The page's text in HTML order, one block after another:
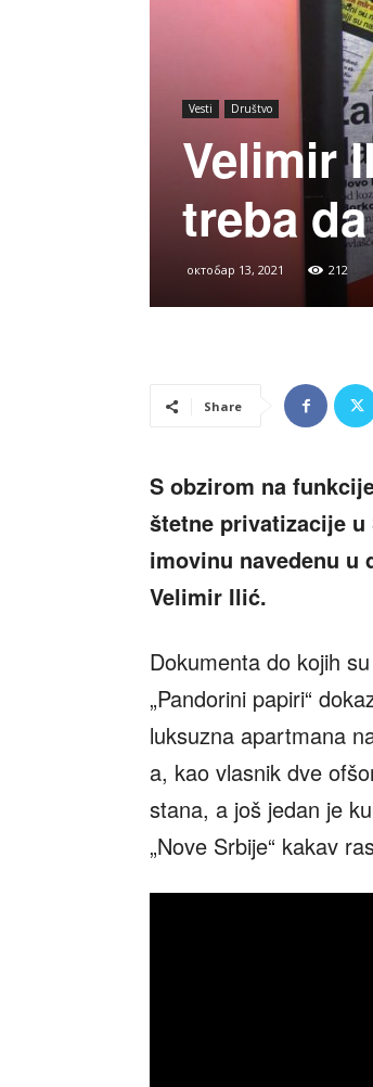
Vesti Društvo
Velimir
treba
октобар 13, 2021 212
Share
S obzirom na
štetne privatizacije
imovinu navedenu u
Velimir Ilić.
Dokumenta do kojih
„Pandorini papiri“
luksuzna apartmana
a, kao vlasnik dve
stana, a još jedan je
„Nove Srbije“ kakav